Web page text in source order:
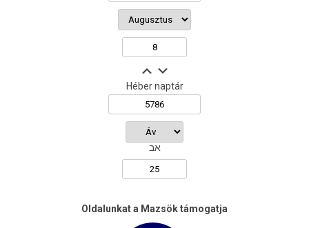
Héber naptár
אב
Oldalunkat a Mazsök támogatja